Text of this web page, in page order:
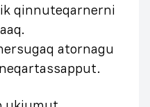
qinnuteqarnerni
atornagu